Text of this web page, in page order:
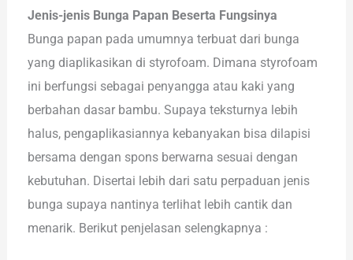
Jenis-jenis Bunga Papan Beserta Fungsinya
Bunga papan pada umumnya terbuat dari bunga
yang diaplikasikan di styrofoam. Dimana styrofoam
ini berfungsi sebagai penyangga atau kaki yang
berbahan dasar bambu. Supaya teksturnya lebih
halus, pengaplikasiannya kebanyakan bisa dilapisi
bersama dengan spons berwarna sesuai dengan
kebutuhan. Disertai lebih dari satu perpaduan jenis
bunga supaya nantinya terlihat lebih cantik dan
menarik. Berikut penjelasan selengkapnya :